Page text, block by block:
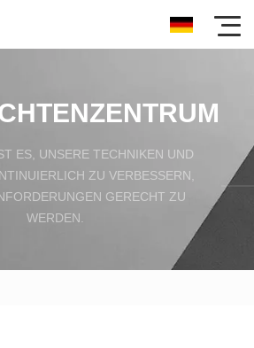
ES, UNSERE TECHNIKEN UND
ZU VERBESSERN,
GERECHT ZU
WERDEN.